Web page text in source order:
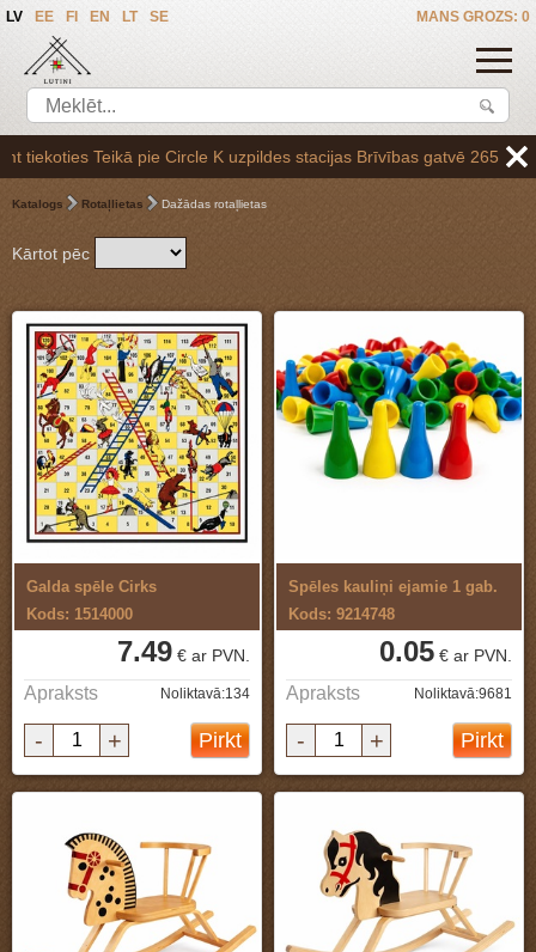
MANS GROZS: 0
LV EE FI EN LT SE
stacijas Brīvības gatvē 265,vai arī Baltezerā, vienojoties par
Katalogs Rotaļlietas Dažādas rotaļlietas
Kārtot pēc
Galda spēle Cirks
Kods: 1514000
7.49 € ar PVN.
Apraksts Noliktavā:134
- + Pirkt
Spēles kauliņi ejamie 1 gab.
Kods: 9214748
0.05 € ar PVN.
Apraksts Noliktavā:9681
- + Pirkt